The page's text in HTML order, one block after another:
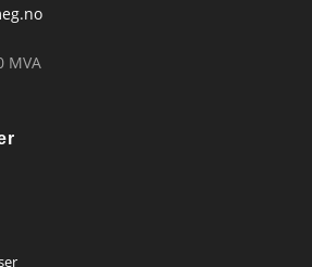
MVA
Opens